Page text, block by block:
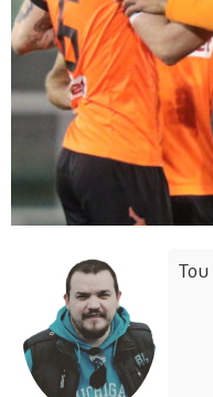
Του